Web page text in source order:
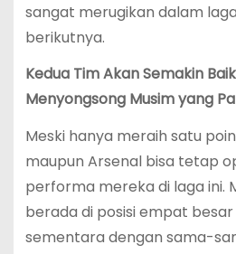
sangat merugikan dalam
berikutnya.
Kedua Tim Akan Semakin
Menyongsong Musim yang
Meski hanya meraih satu
maupun Arsenal bisa tetap
performa mereka di laga ini.
berada di posisi empat
sementara dengan sama-